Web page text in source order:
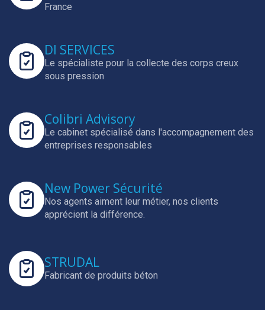
France
DI SERVICES
Le spécialiste pour la collecte des corps creux
sous pression
Colibri Advisory
Le cabinet spécialisé dans l'accompagnement des
entreprises responsables
New Power Sécurité
Nos agents aiment leur métier, nos clients
apprécient la différence.
STRUDAL
Fabricant de produits béton